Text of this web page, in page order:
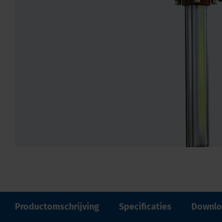
Productomschrijving Specificaties